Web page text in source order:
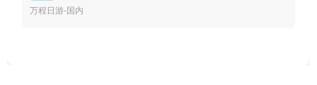
万程日游-国内